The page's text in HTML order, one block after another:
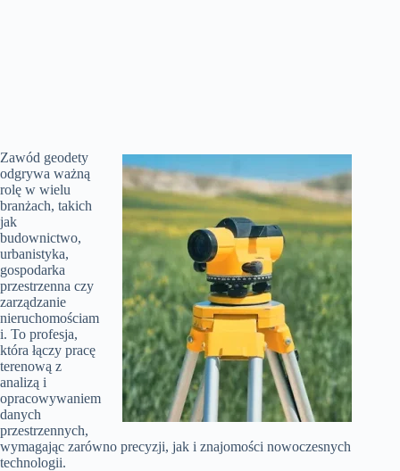
Zawód geodety
odgrywa ważną
rolę w wielu
branżach, takich
jak
budownictwo,
urbanistyka,
gospodarka
przestrzenna czy
zarządzanie
nieruchomościam
i. To profesja,
która łączy pracę
terenową z
analizą i
opracowywaniem
danych
przestrzennych,
wymagając zarówno precyzji, jak i znajomości nowoczesnych
technologii.